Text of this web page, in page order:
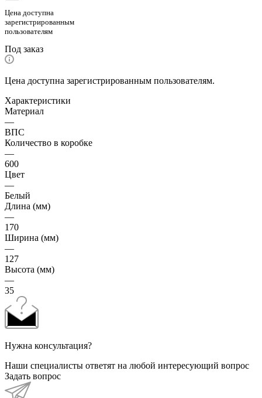
Цена доступна
зарегистрированным
пользователям
Под заказ
Цена доступна зарегистрированным пользователям.
Характеристики
Материал
—
ВПС
Количество в коробке
—
600
Цвет
—
Белый
Длина (мм)
—
170
Ширина (мм)
—
127
Высота (мм)
—
35
Нужна консультация?
Наши специалисты ответят на любой интересующий вопрос
Задать вопрос